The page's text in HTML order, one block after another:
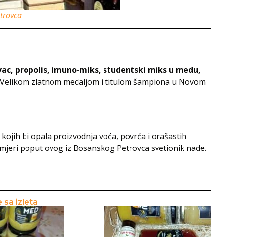
propolis, imuno-miks, studentski miks u medu,
zlatnom medaljom i titulom šampiona u Novom
bi opala proizvodnja voća, povrća i orašastih
poput ovog iz Bosanskog Petrovca svetionik nade.
sa izleta